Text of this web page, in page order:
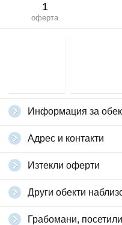
1
оферта
Информация за
Адрес и контакти
Изтекли оферти
Други обекти
Грабомани,